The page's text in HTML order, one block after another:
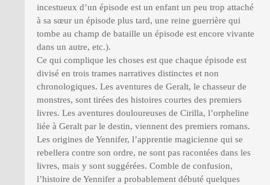
incestueux d’un épisode est un enfant un peu trop attaché
à sa sœur un épisode plus tard, une reine guerrière qui
tombe au champ de bataille un épisode est encore vivante
dans un autre, etc.).
Ce qui complique les choses est que chaque épisode est
divisé en trois trames narratives distinctes et non
chronologiques. Les aventures de Geralt, le chasseur de
monstres, sont tirées des histoires courtes des premiers
livres. Les aventures douloureuses de Cirilla, l’orpheline
liée à Geralt par le destin, viennent des premiers romans.
Les origines de Yennifer, l’apprentie magicienne qui se
rebellera contre son ordre, ne sont pas racontées dans les
livres, mais y sont suggérées. Comble de confusion,
l’histoire de Yennifer a probablement débuté quelques